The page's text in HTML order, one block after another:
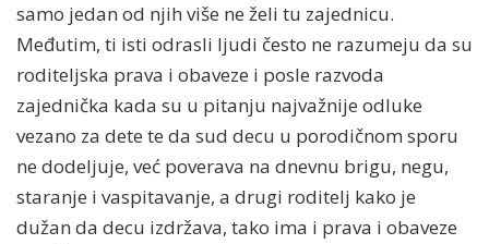
samo jedan od njih više ne želi tu zajednicu.
Međutim, ti isti odrasli ljudi često ne razumeju da su
roditeljska prava i obaveze i posle razvoda
zajednička kada su u pitanju najvažnije odluke
vezano za dete te da sud decu u porodičnom sporu
ne dodeljuje, već poverava na dnevnu brigu, negu,
staranje i vaspitavanje, a drugi roditelj kako je
dužan da decu izdržava, tako ima i prava i obaveze